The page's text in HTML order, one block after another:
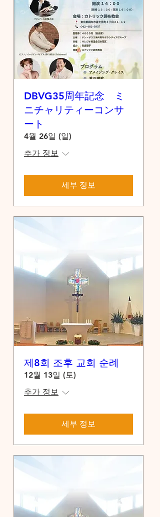
DBVG35周年記念 ミ
ニチャリティーコンサ
ート
4월 26일 (일)
추가 정보
세부 정보
제8회 조후 교회 순례
12월 13일 (토)
추가 정보
세부 정보